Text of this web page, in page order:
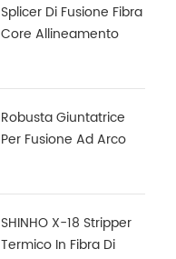
Splicer Di Fusione Fibra
Core Allineamento
Robusta Giuntatrice
Per Fusione Ad Arco
SHINHO X-18 Stripper
Termico In Fibra Di